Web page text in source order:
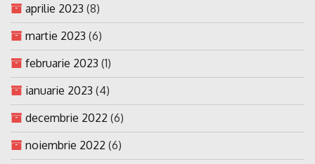
aprilie 2023 (8)
martie 2023 (6)
februarie 2023 (1)
ianuarie 2023 (4)
decembrie 2022 (6)
noiembrie 2022 (6)